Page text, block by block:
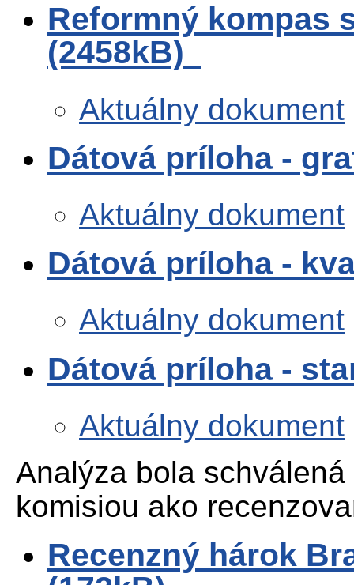
Reformný kompas
(2458kB)
Aktuálny dokument
Dátová príloha -
Aktuálny dokument
Dátová príloha -
Aktuálny dokument
Dátová príloha -
Aktuálny dokument
Analýza bola
komisiou ako
Recenzný hárok